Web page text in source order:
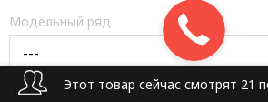
Модельный ряд
Не можешь определиться?
Этот товар сейчас смотрят 21